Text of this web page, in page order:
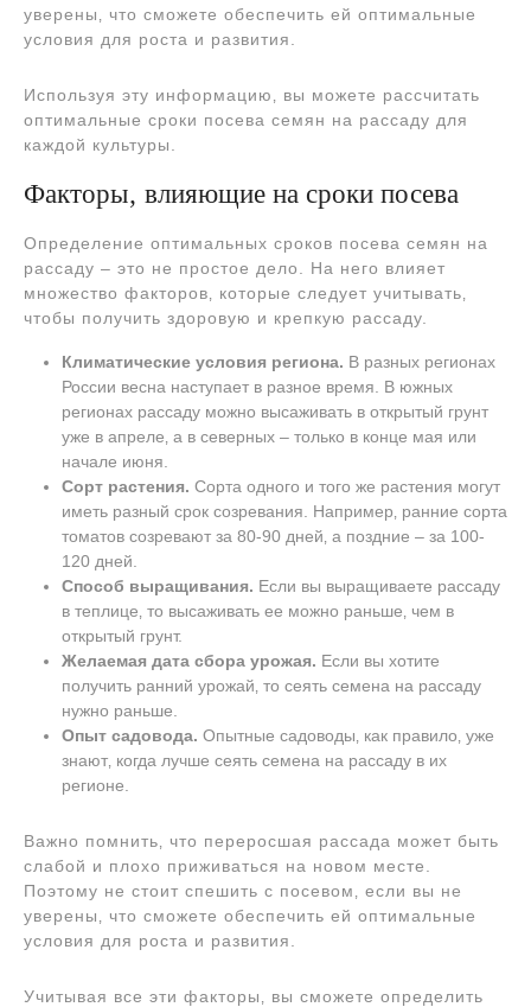
уверены‚ что сможете обеспечить ей оптимальные
условия для роста и развития.
Используя эту информацию‚ вы можете рассчитать
оптимальные сроки посева семян на рассаду для
каждой культуры.
Факторы‚ влияющие на сроки посева
Определение оптимальных сроков посева семян на
рассаду – это не простое дело. На него влияет
множество факторов‚ которые следует учитывать‚
чтобы получить здоровую и крепкую рассаду.
Климатические условия региона. В разных регионах
России весна наступает в разное время. В южных
регионах рассаду можно высаживать в открытый грунт
уже в апреле‚ а в северных – только в конце мая или
начале июня.
Сорт растения. Сорта одного и того же растения могут
иметь разный срок созревания. Например‚ ранние сорта
томатов созревают за 80-90 дней‚ а поздние – за 100-
120 дней.
Способ выращивания. Если вы выращиваете рассаду
в теплице‚ то высаживать ее можно раньше‚ чем в
открытый грунт.
Желаемая дата сбора урожая. Если вы хотите
получить ранний урожай‚ то сеять семена на рассаду
нужно раньше.
Опыт садовода. Опытные садоводы‚ как правило‚ уже
знают‚ когда лучше сеять семена на рассаду в их
регионе.
Важно помнить‚ что переросшая рассада может быть
слабой и плохо приживаться на новом месте.
Поэтому не стоит спешить с посевом‚ если вы не
уверены‚ что сможете обеспечить ей оптимальные
условия для роста и развития.
Учитывая все эти факторы‚ вы сможете определить